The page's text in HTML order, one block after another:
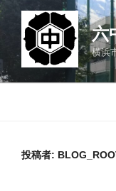
コ
ン
ツ
六
横浜
投稿者: